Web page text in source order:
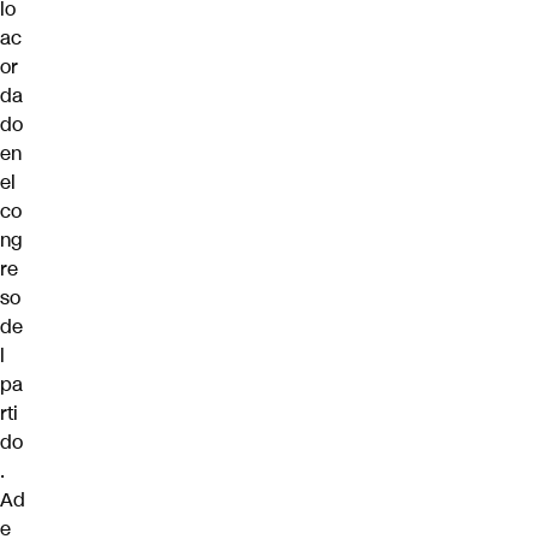
lo
ac
or
da
do
en
el
co
ng
re
so
de
l
pa
rti
do
.
Ad
e